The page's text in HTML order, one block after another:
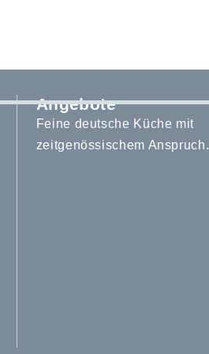
Angebote
Feine deutsche Küche mit
zeitgenössischem Anspruch.